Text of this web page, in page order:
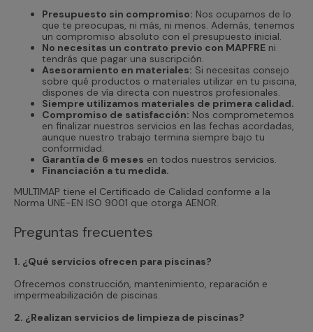
Presupuesto sin compromiso: Nos ocupamos de lo
que te preocupas, ni más, ni menos. Además, tenemos
un compromiso absoluto con el presupuesto inicial.
No necesitas un contrato previo con MAPFRE ni
tendrás que pagar una suscripción.
Asesoramiento en materiales: Si necesitas consejo
sobre qué productos o materiales utilizar en tu piscina,
dispones de vía directa con nuestros profesionales.
Siempre utilizamos materiales de primera calidad.
Compromiso de satisfacción: Nos comprometemos
en finalizar nuestros servicios en las fechas acordadas,
aunque nuestro trabajo termina siempre bajo tu
conformidad.
Garantía de 6 meses en todos nuestros servicios.
Financiación a tu medida.
MULTIMAP tiene el Certificado de Calidad conforme a la
Norma UNE-EN ISO 9001 que otorga AENOR.
Preguntas frecuentes
1. ¿Qué servicios ofrecen para piscinas?
Ofrecemos construcción, mantenimiento, reparación e
impermeabilización de piscinas.
2. ¿Realizan servicios de limpieza de piscinas?